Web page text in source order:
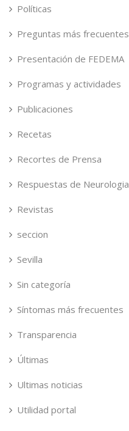
Políticas
Preguntas más frecuentes
Presentación de FEDEMA
Programas y actividades
Publicaciones
Recetas
Recortes de Prensa
Respuestas de Neurologia
Revistas
seccion
Sevilla
Sin categoría
Síntomas más frecuentes
Transparencia
Últimas
Ultimas noticias
Utilidad portal